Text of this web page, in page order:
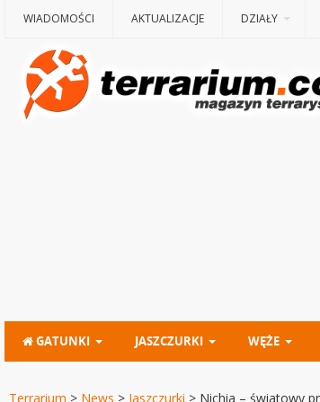
WIADOMOŚCI AKTUALIZACJE DZIAŁY
GATUNKI JASZCZURKI WĘŻE
Terrarium > News > Jaszczurki > Nichia – światowy